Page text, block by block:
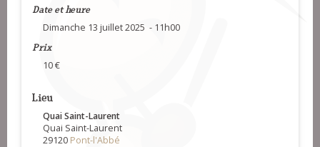
Date et heure
Dimanche 13 juillet 2025 - 11h00
Prix
10 €
Lieu
Quai Saint-Laurent
Quai Saint-Laurent
29120 Pont-l'Abbé